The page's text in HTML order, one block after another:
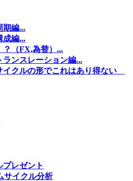
編...
編...
？（FX,為替）...
ンスレーション編...
クルの形でこれはあり得ない
レゼント
サイクル分析